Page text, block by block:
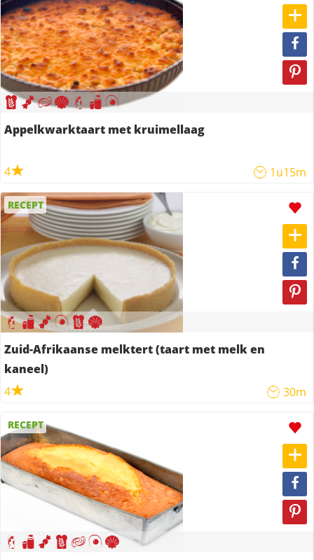
Appelkwarktaart met kruimellaag
4 1u15m
RECEPT
Zuid-Afrikaanse melktert (taart met melk en
kaneel)
4
30m
RECEPT